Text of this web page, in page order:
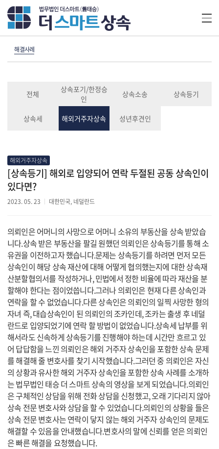
해결사례
전체
상속포기/한정승
인
상속소송 상속등기
상속세 해외거주자상속 성년후견인
해외거주자상속
[상속등기] 해외로 입양되어 연락 두절된 공동 상속인이
있다면?
2023. 05. 23 대한민국, 네덜란드
의뢰인은 어머니의 사망으로 어머니 소유의 부동산을 상속 받았습
니다.상속 받은 부동산을 팔길 원했던 의뢰인은 상속등기를 통해 소
유권을 이전하고자 했습니다.문제는 상속등기를 하려면 먼저 모든
상속인이 해당 상속 재산에 대해 어떻게 협의했는지에 대한 상속재
산분할협의서를 작성하거나, 민법에서 정한 비율에 따라 재산을 분
할해야 한다는 점이었씁니다.그러나 의뢰인은 현재 다른 상속인과
연락을 할 수 없었습니다.다른 상속인은 의뢰인의 일찍 사망한 형의
자녀 즉, 대습상속인이 된 의뢰인의 조카인데, 조카는 출생 후 네덜
란드로 입양되었기에 연락 할 방법이 없었습니다.상속세 납부를 위
해서라도 신속하게 상속등기를 진행해야 하는데 시간만 흐르고 있
어 답답함을 느낀 의뢰인은 해외 거주자 상속인을 포함한 상속 문제
를 해결해 줄 변호사를 찾기 시작했습니다.그러던 중 의뢰인은 자신
의 상황과 유사한 해외 거주자 상속인을 포함한 상속 사례를 소개하
는 법무법인 태승 더 스마트 상속의 영상을 보게 되었습니다.의뢰인
은 구체적인 상담을 위해 전화 상담을 신청했고, 오래 기다리지 않아
상속 전문 변호사와 상담을 할 수 있었습니다.의뢰인의 상황을 들은
상속 전문 변호사는 연락이 닿지 않는 해외 거주자 상속인의 문제도
해결할 수 있음을 안내했습니다.변호사의 말에 신뢰를 얻은 의뢰인
은 빠른 해결을 요청했습니다.